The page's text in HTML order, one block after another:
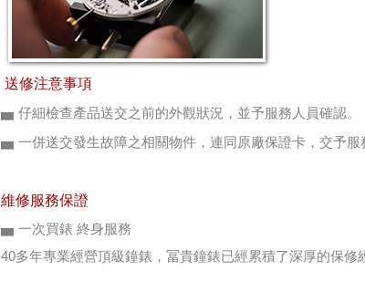
送修注意事項
▅ 仔細檢查產品送交之前的外觀狀況，並予服務人員確認。
▅ 一併送交發生故障之相關物件，連同原廠保證卡，交予服
維修服務保證
▅ 一次買錶 終身服務
40多年專業經營頂級鐘錶，冨貴鐘錶已經累積了深厚的保